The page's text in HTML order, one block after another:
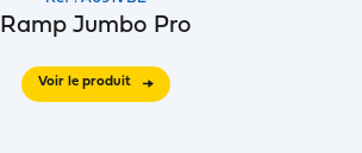
Ramp Jumbo Pro
Voir le produit